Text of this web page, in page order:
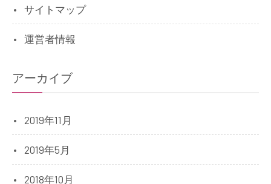
サイトマップ
運営者情報
アーカイブ
2019年11月
2019年5月
2018年10月